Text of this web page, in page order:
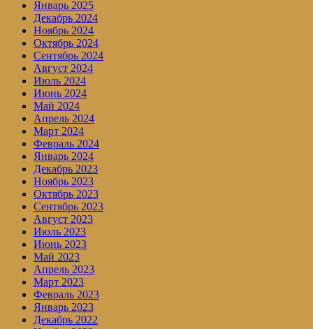
Январь 2025
Декабрь 2024
Ноябрь 2024
Октябрь 2024
Сентябрь 2024
Август 2024
Июль 2024
Июнь 2024
Май 2024
Апрель 2024
Март 2024
Февраль 2024
Январь 2024
Декабрь 2023
Ноябрь 2023
Октябрь 2023
Сентябрь 2023
Август 2023
Июль 2023
Июнь 2023
Май 2023
Апрель 2023
Март 2023
Февраль 2023
Январь 2023
Декабрь 2022